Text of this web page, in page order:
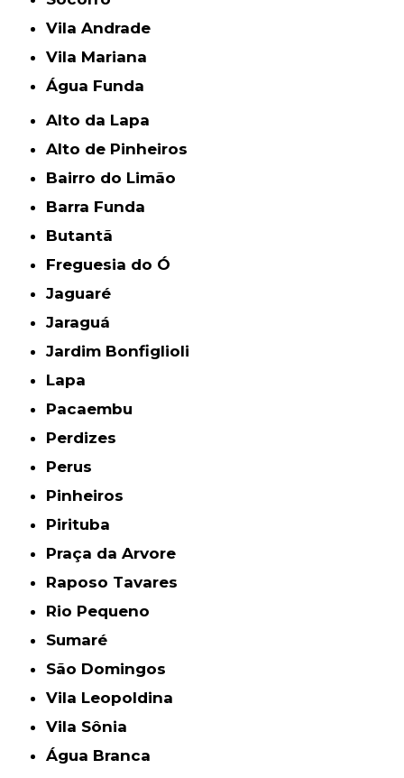
Vila Andrade
Vila Mariana
Água Funda
Alto da Lapa
Alto de Pinheiros
Bairro do Limão
Barra Funda
Butantã
Freguesia do Ó
Jaguaré
Jaraguá
Jardim Bonfiglioli
Lapa
Pacaembu
Perdizes
Perus
Pinheiros
Pirituba
Praça da Arvore
Raposo Tavares
Rio Pequeno
Sumaré
São Domingos
Vila Leopoldina
Vila Sônia
Água Branca